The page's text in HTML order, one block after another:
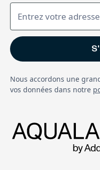
Nous accordons une
vos données dans notre